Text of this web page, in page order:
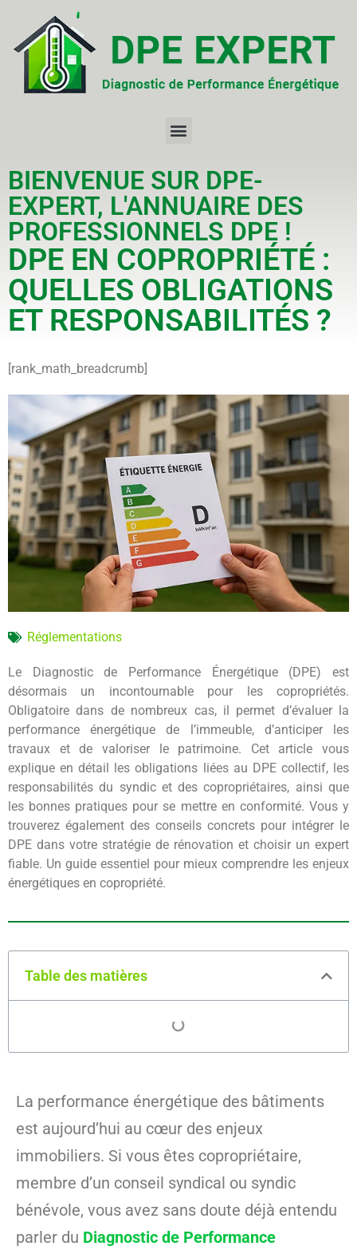
BIENVENUE SUR DPE-
EXPERT, L'ANNUAIRE DES
PROFESSIONNELS DPE !
DPE EN COPROPRIÉTÉ :
QUELLES OBLIGATIONS
ET RESPONSABILITÉS ?
[rank_math_breadcrumb]
Réglementations
Le Diagnostic de Performance Énergétique (DPE) est
désormais un incontournable pour les copropriétés.
Obligatoire dans de nombreux cas, il permet d’évaluer la
performance énergétique de l’immeuble, d’anticiper les
travaux et de valoriser le patrimoine. Cet article vous
explique en détail les obligations liées au DPE collectif, les
responsabilités du syndic et des copropriétaires, ainsi que
les bonnes pratiques pour se mettre en conformité. Vous y
trouverez également des conseils concrets pour intégrer le
DPE dans votre stratégie de rénovation et choisir un expert
fiable. Un guide essentiel pour mieux comprendre les enjeux
énergétiques en copropriété.
Table des matières
La performance énergétique des bâtiments
est aujourd’hui au cœur des enjeux
immobiliers. Si vous êtes copropriétaire,
membre d’un conseil syndical ou syndic
bénévole, vous avez sans doute déjà entendu
parler du Diagnostic de Performance